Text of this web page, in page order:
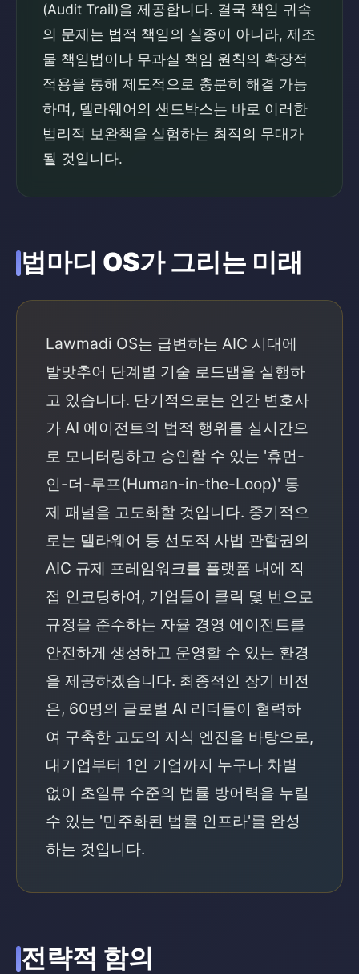
(Audit Trail)을 제공합니다. 결국 책임 귀속
의 문제는 법적 책임의 실종이 아니라, 제조
물 책임법이나 무과실 책임 원칙의 확장적
적용을 통해 제도적으로 충분히 해결 가능
하며, 델라웨어의 샌드박스는 바로 이러한
법리적 보완책을 실험하는 최적의 무대가
될 것입니다.
법마디 OS가 그리는 미래
Lawmadi OS는 급변하는 AIC 시대에
발맞추어 단계별 기술 로드맵을 실행하
고 있습니다. 단기적으로는 인간 변호사
가 AI 에이전트의 법적 행위를 실시간으
로 모니터링하고 승인할 수 있는 '휴먼-
인-더-루프(Human-in-the-Loop)' 통
제 패널을 고도화할 것입니다. 중기적으
로는 델라웨어 등 선도적 사법 관할권의
AIC 규제 프레임워크를 플랫폼 내에 직
접 인코딩하여, 기업들이 클릭 몇 번으로
규정을 준수하는 자율 경영 에이전트를
안전하게 생성하고 운영할 수 있는 환경
을 제공하겠습니다. 최종적인 장기 비전
은, 60명의 글로벌 AI 리더들이 협력하
여 구축한 고도의 지식 엔진을 바탕으로,
대기업부터 1인 기업까지 누구나 차별
없이 초일류 수준의 법률 방어력을 누릴
수 있는 '민주화된 법률 인프라'를 완성
하는 것입니다.
전략적 함의